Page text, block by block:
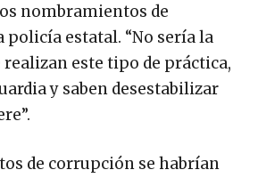
nombramientos de
policía estatal. “No sería la
este tipo de práctica,
y saben desestabilizar
de corrupción se habrían